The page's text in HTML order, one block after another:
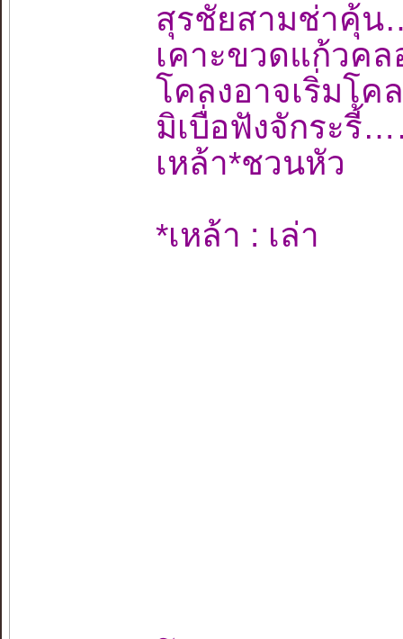
สุรชัยสามช่าคุ้
เคาะขวดแก้วค
โคลงอาจเริ่มโ
มิเบื่อฟังจักระ
เหล้า*ชวนหัว
*เหล้า : เล่า